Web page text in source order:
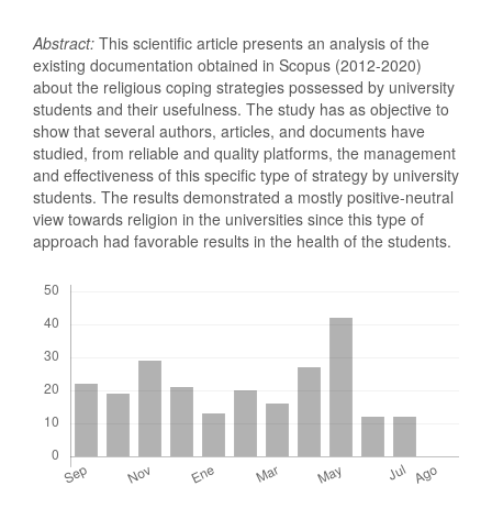
Abstract: This scientific article presents an analysis of the
existing documentation obtained in Scopus (2012-2020)
about the religious coping strategies possessed by university
students and their usefulness. The study has as objective to
show that several authors, articles, and documents have
studied, from reliable and quality platforms, the management
and effectiveness of this specific type of strategy by university
students. The results demonstrated a mostly positive-neutral
view towards religion in the universities since this type of
approach had favorable results in the health of the students.